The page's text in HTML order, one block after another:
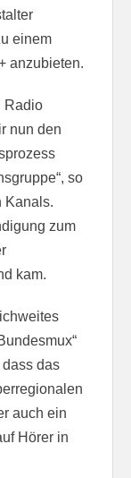
einem
anzubieten.
Radio
nun den
so
Kanals.
zum
kam.
das
auch ein
Hörer in